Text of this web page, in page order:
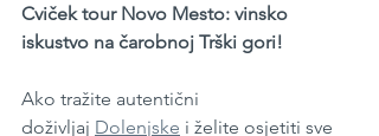
Cviček tour Novo Mesto: vinsko
iskustvo na čarobnoj Trški gori!
Ako tražite autentični
doživljaj Dolenjske i želite osjetiti sve